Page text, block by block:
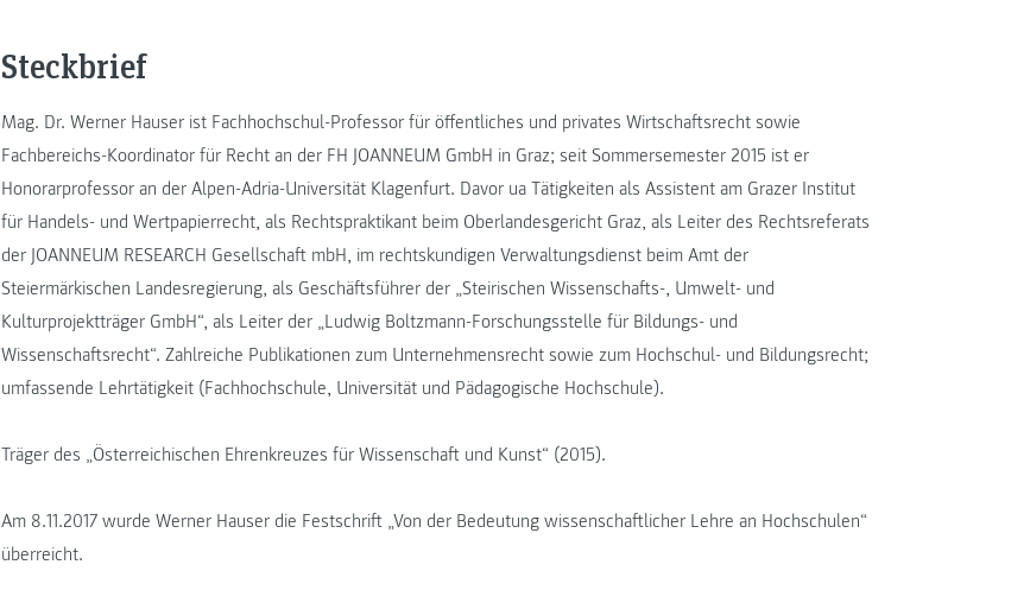
Steckbrief
Mag. Dr. Werner Hauser ist Fachhochschul-Professor für öffentliches und privates Wirtschaftsrecht sowie
Fachbereichs-Koordinator für Recht an der FH JOANNEUM GmbH in Graz; seit Sommersemester 2015 ist er
Honorarprofessor an der Alpen-Adria-Universität Klagenfurt. Davor ua Tätigkeiten als Assistent am Grazer Institut
für Handels- und Wertpapierrecht, als Rechtspraktikant beim Oberlandesgericht Graz, als Leiter des Rechtsreferats
der JOANNEUM RESEARCH Gesellschaft mbH, im rechtskundigen Verwaltungsdienst beim Amt der
Steiermärkischen Landesregierung, als Geschäftsführer der „Steirischen Wissenschafts-, Umwelt- und
Kulturprojektträger GmbH“, als Leiter der „Ludwig Boltzmann-Forschungsstelle für Bildungs- und
Wissenschaftsrecht“. Zahlreiche Publikationen zum Unternehmensrecht sowie zum Hochschul- und Bildungsrecht;
umfassende Lehrtätigkeit (Fachhochschule, Universität und Pädagogische Hochschule).
Träger des „Österreichischen Ehrenkreuzes für Wissenschaft und Kunst“ (2015).
Am 8.11.2017 wurde Werner Hauser die Festschrift „Von der Bedeutung wissenschaftlicher Lehre an Hochschulen“
überreicht.